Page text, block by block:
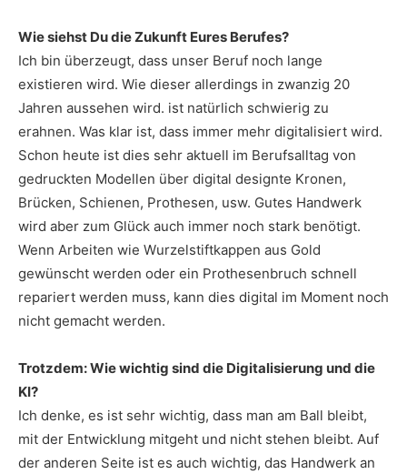
Wie siehst Du die Zukunft Eures Berufes?
Ich bin überzeugt, dass unser Beruf noch lange
existieren wird. Wie dieser allerdings in zwanzig 20
Jahren aussehen wird. ist natürlich schwierig zu
erahnen. Was klar ist, dass immer mehr digitalisiert wird.
Schon heute ist dies sehr aktuell im Berufsalltag von
gedruckten Modellen über digital designte Kronen,
Brücken, Schienen, Prothesen, usw. Gutes Handwerk
wird aber zum Glück auch immer noch stark benötigt.
Wenn Arbeiten wie Wurzelstiftkappen aus Gold
gewünscht werden oder ein Prothesenbruch schnell
repariert werden muss, kann dies digital im Moment noch
nicht gemacht werden.
Trotzdem: Wie wichtig sind die Digitalisierung und die
KI?
Ich denke, es ist sehr wichtig, dass man am Ball bleibt,
mit der Entwicklung mitgeht und nicht stehen bleibt. Auf
der anderen Seite ist es auch wichtig, das Handwerk an